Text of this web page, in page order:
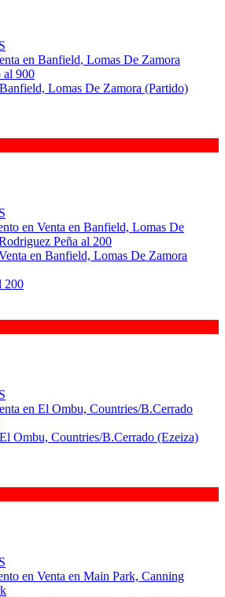
Lomas De Zamora (Partido)
en Banfield, Lomas De Zamora
200
Ombu, Countries/B.Cerrado (Ezeiza)